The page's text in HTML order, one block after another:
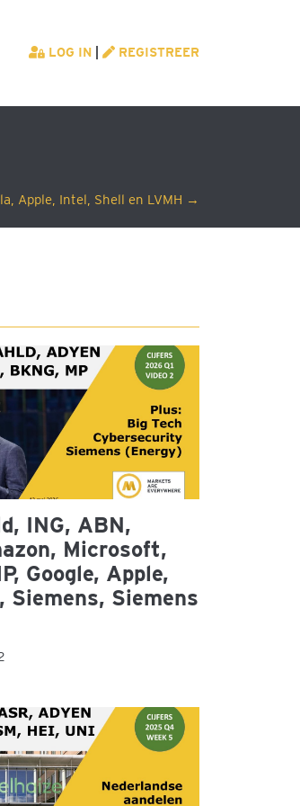
LOG IN| REGISTREER
Apple, Intel, Shell en LVMH →
ING, ABN,
Microsoft,
Google, Apple,
Siemens, Siemens